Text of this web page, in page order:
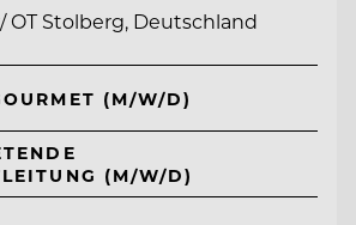
OT Stolberg, Deutschland
(M/W/D)
(M/W/D)